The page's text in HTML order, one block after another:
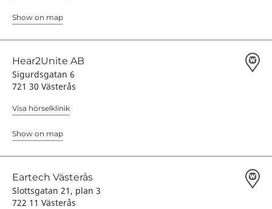
Show on map
Hear2Unite AB
Sigurdsgatan 6
721 30 Västerås
Visa hörselklinik
Show on map
Eartech Västerås
Slottsgatan 21, plan 3
722 11 Västerås